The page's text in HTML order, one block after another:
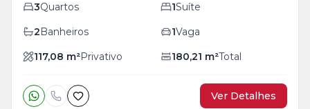
3Quartos 1Suíte
2Banheiros 1Vaga
117,08 m²Privativo 180,21 m²Total
Ver Detalhes